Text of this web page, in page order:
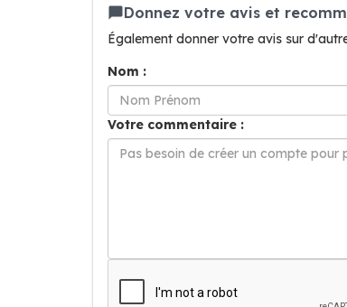
Donnez votre avis et
Également donner votre avis sur
Nom :
Votre commentaire :